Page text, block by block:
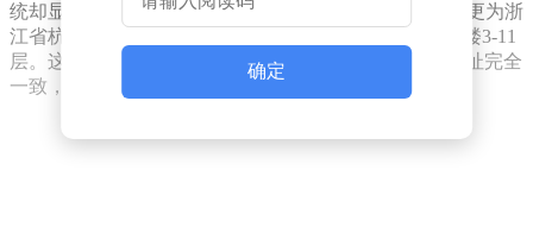
统却显示，普联技术有限公司的注册地址已于6月3日变更为浙
江省杭州市滨江区长河街道聚才路396号南楼2-7层、北楼3-11
层。这一地址与TP-LINK官网所标注的浙江分支机构地址完全
一致，进一步印证了公司总部迁移的传闻。
确定